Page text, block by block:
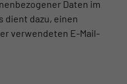
Daten im
dient dazu, einen
verwendeten E-Mail-